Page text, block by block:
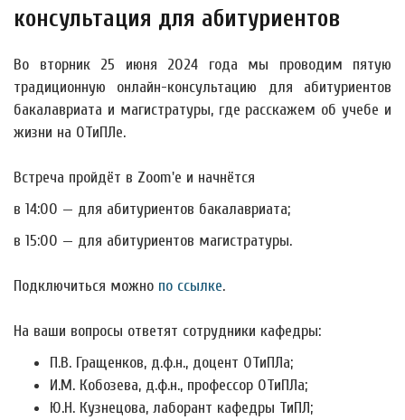
консультация для абитуриентов
Во вторник 25 июня 2024 года мы проводим пятую
традиционную онлайн-консультацию для абитуриентов
бакалавриата и магистратуры, где расскажем об учебе и
жизни на ОТиПЛе.
Встреча пройдёт в Zoom'е и начнётся
в 14:00 — для абитуриентов бакалавриата;
в 15:00 — для абитуриентов магистратуры.
Подключиться можно по ссылке.
На ваши вопросы ответят сотрудники кафедры:
П.В. Гращенков, д.ф.н., доцент ОТиПЛа;
И.М. Кобозева, д.ф.н., профессор ОТиПЛа;
Ю.Н. Кузнецова, лаборант кафедры ТиПЛ;